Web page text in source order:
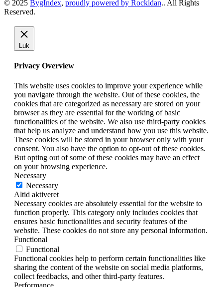
© 2025 BygIndex, proudly powered by Rockidan.. All Rights
Reserved.
Luk
Privacy Overview
This website uses cookies to improve your experience while
you navigate through the website. Out of these cookies, the
cookies that are categorized as necessary are stored on your
browser as they are essential for the working of basic
functionalities of the website. We also use third-party cookies
that help us analyze and understand how you use this website.
These cookies will be stored in your browser only with your
consent. You also have the option to opt-out of these cookies.
But opting out of some of these cookies may have an effect
on your browsing experience.
Necessary
Necessary
Altid aktiveret
Necessary cookies are absolutely essential for the website to
function properly. This category only includes cookies that
ensures basic functionalities and security features of the
website. These cookies do not store any personal information.
Functional
Functional
Functional cookies help to perform certain functionalities like
sharing the content of the website on social media platforms,
collect feedbacks, and other third-party features.
Performance